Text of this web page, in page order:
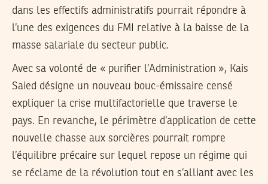
dans les effectifs administratifs pourrait répondre à
l’une des exigences du FMI relative à la baisse de la
masse salariale du secteur public.
Avec sa volonté de « purifier l’Administration », Kais
Saied désigne un nouveau bouc-émissaire censé
expliquer la crise multifactorielle que traverse le
pays. En revanche, le périmètre d’application de cette
nouvelle chasse aux sorcières pourrait rompre
l’équilibre précaire sur lequel repose un régime qui
se réclame de la révolution tout en s’alliant avec les